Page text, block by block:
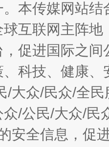
本传媒网站
互联网主阵
促进国际之
科技、健康
/大众/民众/全
/公民/大众/民
安全信息，促